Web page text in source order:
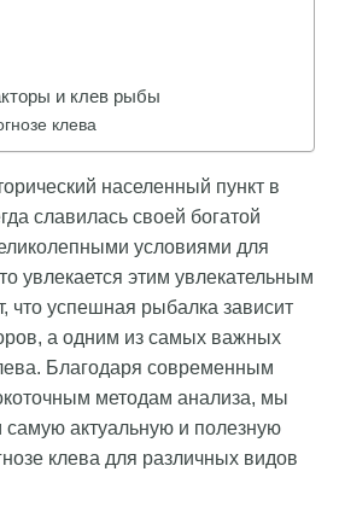
и клев рыбы
клева
населенный пункт в
славилась своей богатой
условиями для
увлекается этим увлекательным
что успешная рыбалка зависит
а одним из самых важных
Благодаря современным
методам анализа, мы
актуальную и полезную
клева для различных видов